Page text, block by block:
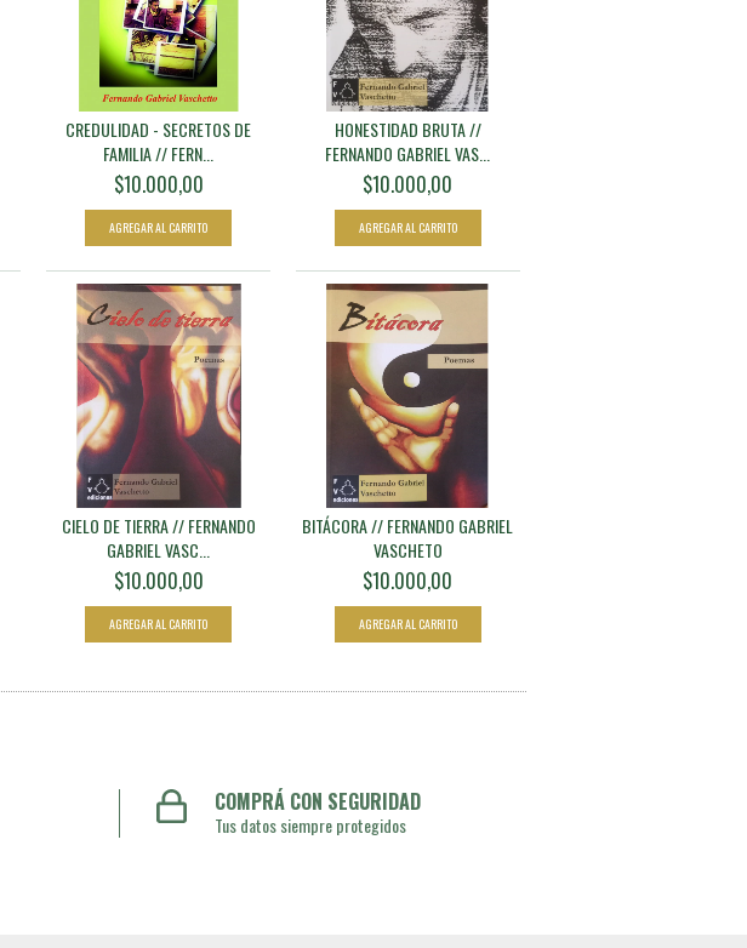
CREDULIDAD - SECRETOS DE
FAMILIA // FERN...
$10.000,00
HONESTIDAD BRUTA //
FERNANDO GABRIEL VAS...
$10.000,00
CIELO DE TIERRA // FERNANDO
GABRIEL VASC...
$10.000,00
BITÁCORA // FERNANDO GABRIEL
VASCHETO
$10.000,00
COMPRÁ CON SEGURIDAD
Tus datos siempre protegidos